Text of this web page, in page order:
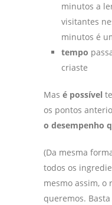
minutos a
visitantes
minutos é
tempo
criaste
Mas é possível
os pontos
o desempenho
(Da mesma
todos os
mesmo assim, o
queremos.